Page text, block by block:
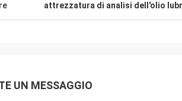
attrezzatura di analisi dell'olio
UN MESSAGGIO